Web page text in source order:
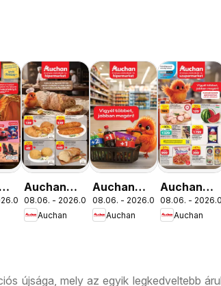
Auchan
Pékség
ajánlataink
08.06. - 2026.08.12.
Auchan
Auchan
Mennyiségi
kedvezmény
08.06. - 2026.08.19.
Auchan
Auchan
akciós
08.06. -
Auchan
újsága, mely az egyik legkedveltebb